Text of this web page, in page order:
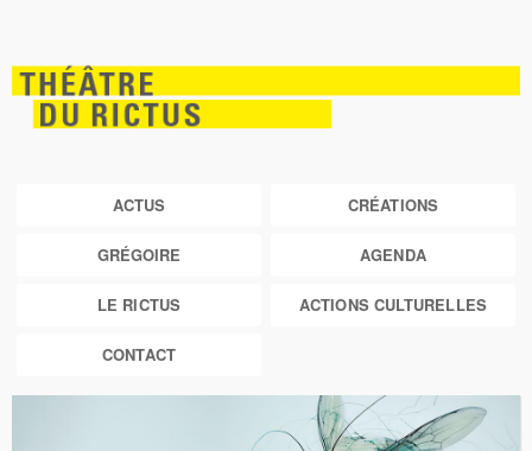
ACTUS CRÉATIONS
GRÉGOIRE AGENDA
LE RICTUS ACTIONS CULTURELLES
CONTACT